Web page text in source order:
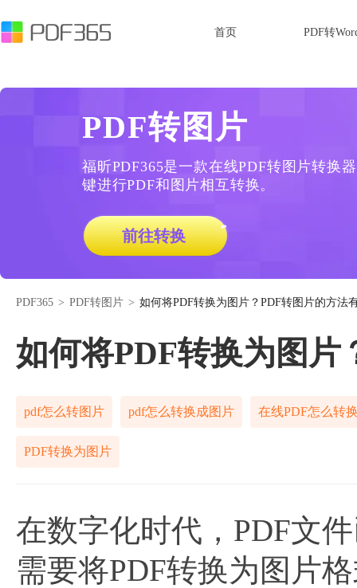
首页 PDF转
PDF转图片
福昕PDF365是一款在线PDF转图片转换
键进行PDF和图片相互转换。
前往转换
PDF365 > PDF转图片 > 如何将PDF转换为图片？PDF转图片的方法
如何将PDF转换为图片
pdf怎么转图片 pdf怎么转换成图片 在线PDF怎么转
PDF转换为图片
在数字化时代，PDF文
需要将PDF转换为图片